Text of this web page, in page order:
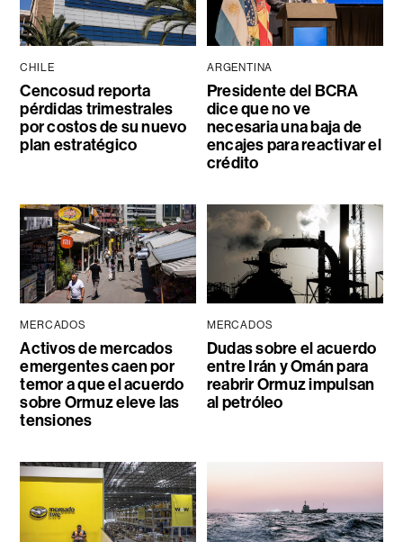
CHILE
Cencosud reporta
pérdidas trimestrales
por costos de su nuevo
plan estratégico
ARGENTINA
Presidente del BCRA
dice que no ve
necesaria una baja de
encajes para reactivar el
crédito
MERCADOS
Activos de mercados
emergentes caen por
temor a que el acuerdo
sobre Ormuz eleve las
tensiones
MERCADOS
Dudas sobre el acuerdo
entre Irán y Omán para
reabrir Ormuz impulsan
al petróleo